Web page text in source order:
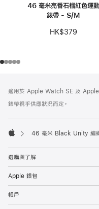
46 毫米亮番石榴紅色運動
錶帶 - S/M
HK$379
腳
腳
適用於 Apple Watch SE 及
錶帶視乎供應狀況而定。
46 毫米 Black Unity 編
選購與了解
Apple 銀包
帳戶